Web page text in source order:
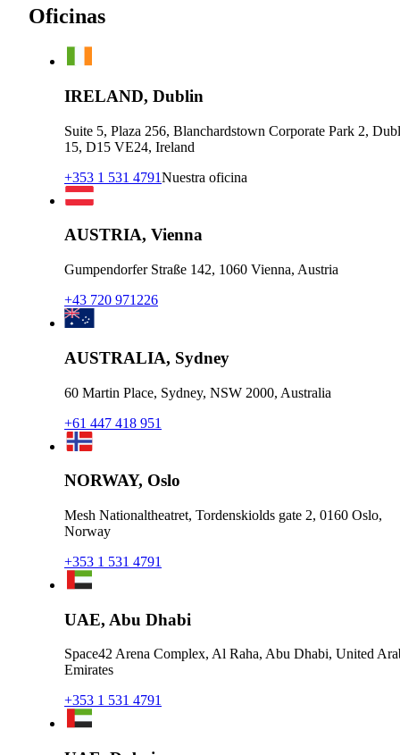
Oficinas
IRELAND, Dublin
Suite 5, Plaza 256, Blanchardstown Corporate Park 2,
15, D15 VE24, Ireland
+353 1 531 4791Nuestra oficina
AUSTRIA, Vienna
Gumpendorfer Straße 142, 1060 Vienna, Austria
+43 720 971226
AUSTRALIA, Sydney
60 Martin Place, Sydney, NSW 2000, Australia
+61 447 418 951
NORWAY, Oslo
Mesh Nationaltheatret, Tordenskiolds gate 2, 0160 Oslo,
Norway
+353 1 531 4791
UAE, Abu Dhabi
Space42 Arena Complex, Al Raha, Abu Dhabi, United
Emirates
+353 1 531 4791